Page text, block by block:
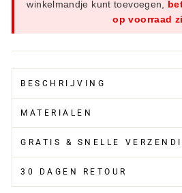
winkelmandje kunt toevoegen,
op voorraad
BESCHRIJVING
MATERIALEN
GRATIS & SNELLE
30 DAGEN RETOUR